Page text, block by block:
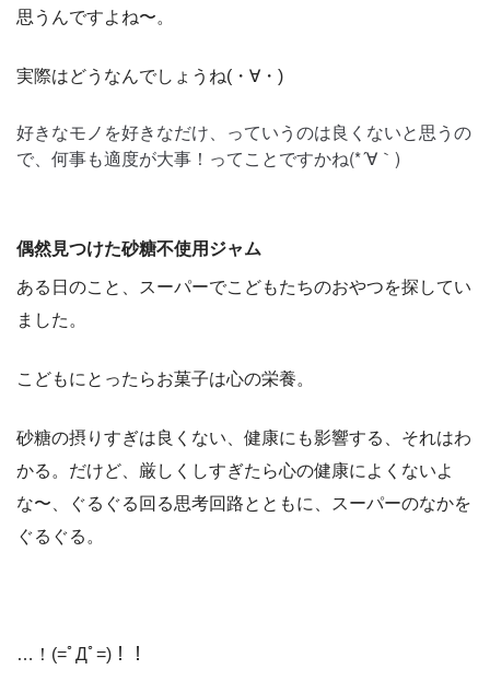
思うんですよね〜。
実際はどうなんでしょうね(・∀・)
好きなモノを好きなだけ、っていうのは良くないと思うの
で、何事も適度が大事！ってことですかね(*´∀｀)
偶然見つけた砂糖不使用ジャム
ある日のこと、スーパーでこどもたちのおやつを探してい
ました。
こどもにとったらお菓子は心の栄養。
砂糖の摂りすぎは良くない、健康にも影響する、それはわ
かる。だけど、厳しくしすぎたら心の健康によくないよ
な〜、ぐるぐる回る思考回路とともに、スーパーのなかを
ぐるぐる。
…！(=ﾟДﾟ=)！！